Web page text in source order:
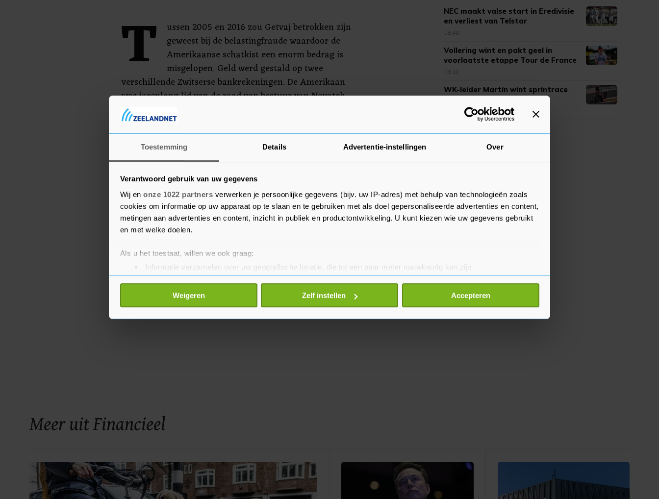
Toestemming Details Advertentie-instellingen Over
Verantwoord gebruik van uw gegevens
Wij en onze 1022 partners verwerken je persoonlijke gegevens (bijv. uw IP-adres) met behulp van technologieën zoals
cookies om informatie op uw apparaat op te slaan en te gebruiken met als doel gepersonaliseerde advertenties en content,
metingen aan advertenties en content, inzicht in publiek en productontwikkeling. U kunt kiezen wie uw gegevens gebruikt
en met welke doelen.
Als u het toestaat, willen we ook graag:
Informatie verzamelen over uw geografische locatie, die tot een paar meter nauwkeurig kan zijn
Uw apparaat identificeren door het actief te scannen op specifieke eigenschappen (fingerprinting)
Lees meer over hoe uw persoonlijke gegevens worden verwerkt en stel uw voorkeuren in het
detailgedeelte
toestemming op elk moment wijzigen of intrekken in de Cookieverklaring.
Weigeren Zelf instellen Accepteren
T
ussen 2005 en 2016 zou Getvaj betrokken zijn
geweest bij de belastingfraude waardoor de
Amerikaanse schatkist een enorm bedrag is
misgelopen. Geld werd gestald op twee
verschillende Zwitserse bankrekeningen. De Amerikaan
was jarenlang lid van de raad van bestuur van Novatek,
een van de grootste gasbedrijven van Rusland. In 2010
werd hij benoemd tot plaatsvervangend hoofd van die
raad.
Donderdag verschijnt Getvaj voor de rechter. Novatek
weigerde commentaar te geven op zijn aanhouding.
Meer uit Financieel
NEC maakt valse start in Eredivisie
en verliest van Telstar
18:40
Vollering wint en pakt geel in
voorlaatste etappe Tour de France
18:12
WK-leider Martín wint sprintrace